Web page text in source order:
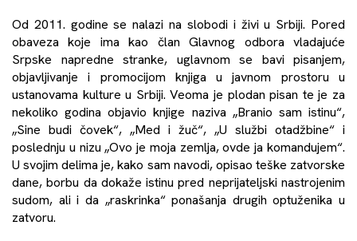
Od 2011. godine se nalazi na slobodi i živi u Srbiji. Pored
obaveza koje ima kao član Glavnog odbora vladajuće
Srpske napredne stranke, uglavnom se bavi pisanjem,
objavljivanje i promocijom knjiga u javnom prostoru u
ustanovama kulture u Srbiji. Veoma je plodan pisan te je za
nekoliko godina objavio knjige naziva „Branio sam istinu“,
„Sine budi čovek“, „Med i žuč“, „U službi otadžbine“ i
poslednju u nizu „Ovo je moja zemlja, ovde ja komandujem“.
U svojim delima je, kako sam navodi, opisao teške zatvorske
dane, borbu da dokaže istinu pred neprijateljski nastrojenim
sudom, ali i da „raskrinka“ ponašanja drugih optuženika u
zatvoru.